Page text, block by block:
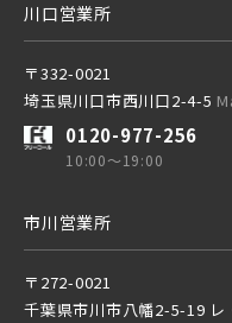
川口営業所
〒332-0021
埼玉県川口市西川口2-4-5
0120-977-256
10:00～19:00
市川営業所
〒272-0021
千葉県市川市八幡2-5-19